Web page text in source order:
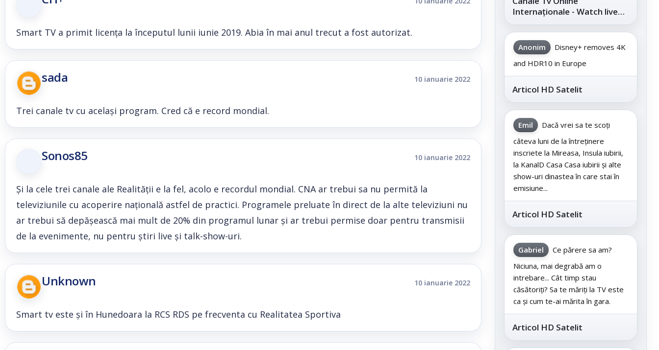
Smart TV a primit licența la începutul lunii iunie 2019. Abia în mai anul trecut a fost autorizat.
sada 10 ianuarie 2022
Trei canale tv cu același program. Cred că e record mondial.
Sonos85 10 ianuarie 2022
Și la cele trei canale ale Realității e la fel, acolo e recordul mondial. CNA ar trebui sa nu permită la
televiziunile cu acoperire națională astfel de practici. Programele preluate în direct de la alte televiziuni nu
ar trebui să depășească mai mult de 20% din programul lunar și ar trebui permise doar pentru transmisii
de la evenimente, nu pentru știri live și talk-show-uri.
Unknown 10 ianuarie 2022
Smart tv este și în Hunedoara la RCS RDS pe frecventa cu Realitatea Sportiva
Internaționale - Watch live
channels legally
Anonim
Disney+ removes 4K
and HDR10 in Europe
Articol HD Satelit
Emil
Dacă vrei sa te scoți
câteva luni de la întreținere
inscriete la Mireasa, Insula iubirii,
la KanalD Casa Casa iubirii și alte
show-uri dinastea în care stai în
emisiune...
Articol HD Satelit
Gabriel
Ce părere sa am?
Niciuna, mai degrabă am o
intrebare... Cât timp stau
căsătoriți? Sa te măriți la TV este
ca și cum te-ai mărita în gara.
Articol HD Satelit